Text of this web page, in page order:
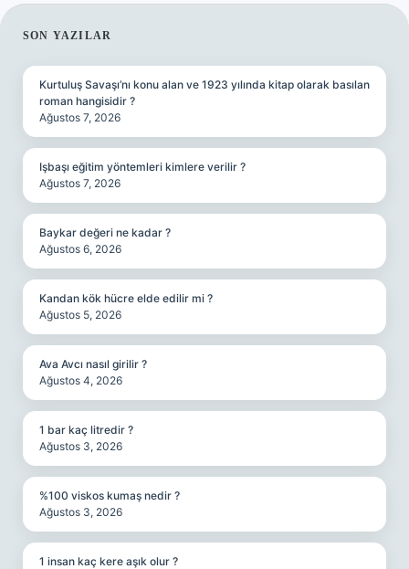
SIDEBAR
SON YAZILAR
Kurtuluş Savaşı’nı konu alan ve 1923 yılında kitap olarak basılan
roman hangisidir ?
Ağustos 7, 2026
Işbaşı eğitim yöntemleri kimlere verilir ?
Ağustos 7, 2026
Baykar değeri ne kadar ?
Ağustos 6, 2026
Kandan kök hücre elde edilir mi ?
Ağustos 5, 2026
Ava Avcı nasıl girilir ?
Ağustos 4, 2026
1 bar kaç litredir ?
Ağustos 3, 2026
%100 viskos kumaş nedir ?
Ağustos 3, 2026
1 insan kaç kere aşık olur ?